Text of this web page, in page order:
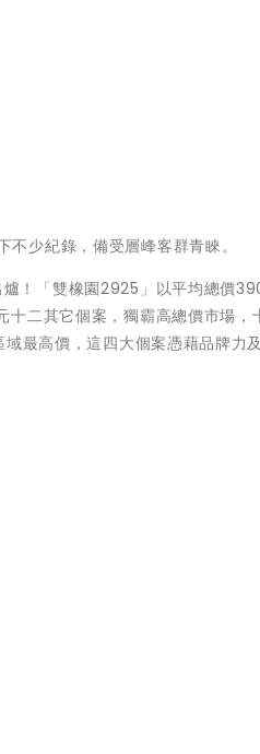
少紀錄，備受層峰客群青睞。
！「雙橡園2925」以平均總價
二其它個案，獨霸高總價市場，
最高價，這四大個案憑藉品牌力